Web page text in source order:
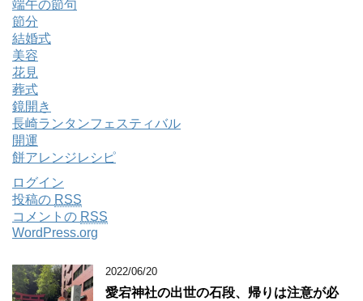
端午の節句
節分
結婚式
美容
花見
葬式
鏡開き
長崎ランタンフェスティバル
開運
餅アレンジレシピ
ログイン
投稿の RSS
コメントの RSS
WordPress.org
2022/06/20
愛宕神社の出世の石段、帰りは注意が必